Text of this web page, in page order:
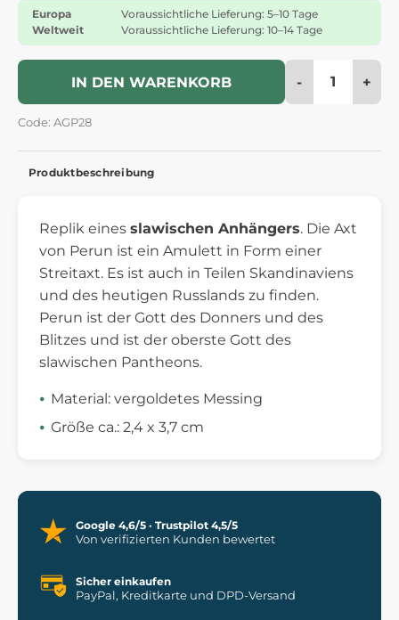
Europa
Voraussichtliche Lieferung: 5–10 Tage
Weltweit
Voraussichtliche Lieferung: 10–14 Tage
IN DEN WARENKORB - +
Code: AGP28
Produktbeschreibung
Replik eines slawischen Anhängers. Die Axt
von Perun ist ein Amulett in Form einer
Streitaxt. Es ist auch in Teilen Skandinaviens
und des heutigen Russlands zu finden.
Perun ist der Gott des Donners und des
Blitzes und ist der oberste Gott des
slawischen Pantheons.
Material: vergoldetes Messing
Größe ca.: 2,4 x 3,7 cm
Google 4,6/5 · Trustpilot 4,5/5
Von verifizierten Kunden bewertet
Sicher einkaufen
PayPal, Kreditkarte und DPD-Versand